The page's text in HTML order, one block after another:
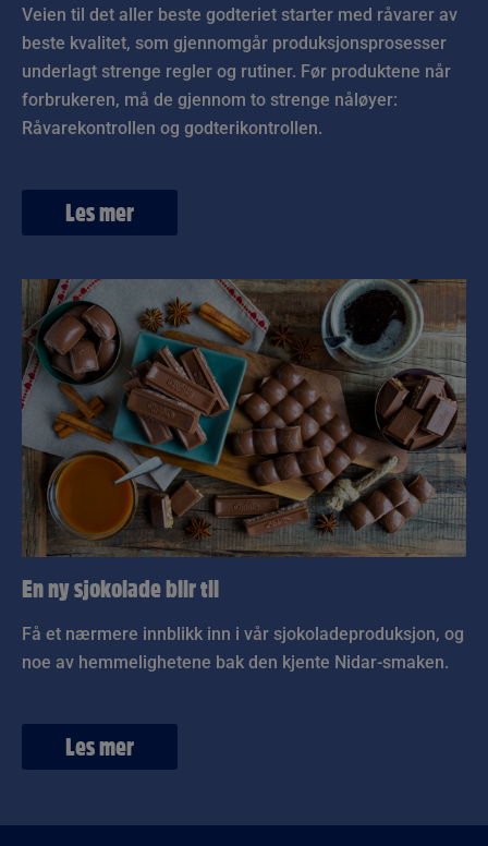
Veien til det aller beste godteriet starter med råvarer av
beste kvalitet, som gjennomgår produksjonsprosesser
underlagt strenge regler og rutiner. Før produktene når
forbrukeren, må de gjennom to strenge nåløyer:
Råvarekontrollen og godterikontrollen.
Les mer
En ny sjokolade blir til
Få et nærmere innblikk inn i vår sjokoladeproduksjon, og
noe av hemmelighetene bak den kjente Nidar-smaken.
Les mer